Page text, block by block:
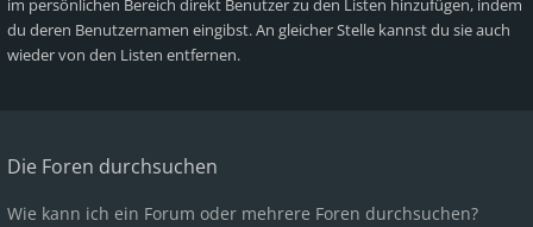
im persönlichen Bereich direkt Benutzer zu den Listen hinzufügen, indem
du deren Benutzernamen eingibst. An gleicher Stelle kannst du sie auch
wieder von den Listen entfernen.
Die Foren durchsuchen
Wie kann ich ein Forum oder mehrere Foren durchsuchen?